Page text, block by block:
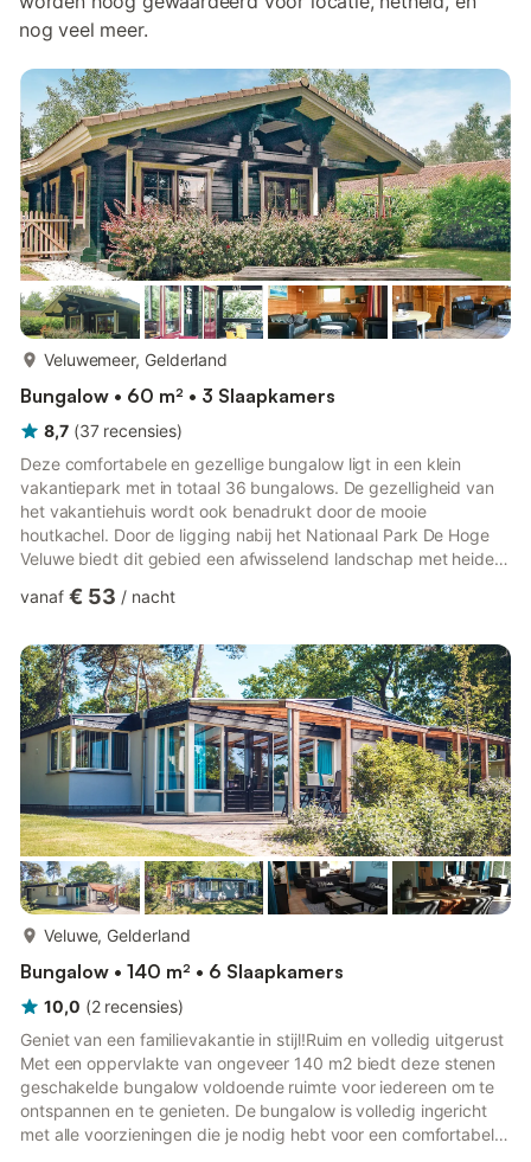
nog veel meer.
Veluwemeer, Gelderland
Bungalow • 60 m² • 3 Slaapkamers
8,7 (37 recensies)
Deze comfortabele en gezellige bungalow ligt in een klein
vakantiepark met in totaal 36 bungalows. De gezelligheid van
het vakantiehuis wordt ook benadrukt door de mooie
houtkachel. Door de ligging nabij het Nationaal Park De Hoge
Veluwe biedt dit gebied een afwisselend landschap met heide,
omgeving nodigt uit tot het maken van prachtige wandel- en
waaronder wilde zwijnen, edelherten, reeën en moeflons.Ook
een bezoek waard: het Veluwemeer, Walibi, Apenheul en
diverse musea. Boot en ...
vanaf € 53 / nacht
Veluwe, Gelderland
Bungalow • 140 m² • 6 Slaapkamers
10,0 (2 recensies)
Geniet van een familievakantie in stijl!Ruim en volledig uitgerust
Met een oppervlakte van ongeveer 140 m2 biedt deze stenen
geschakelde bungalow voldoende ruimte voor iedereen om te
ontspannen en te genieten. De bungalow is volledig ingericht
met alle voorzieningen die je nodig hebt voor een comfortabel